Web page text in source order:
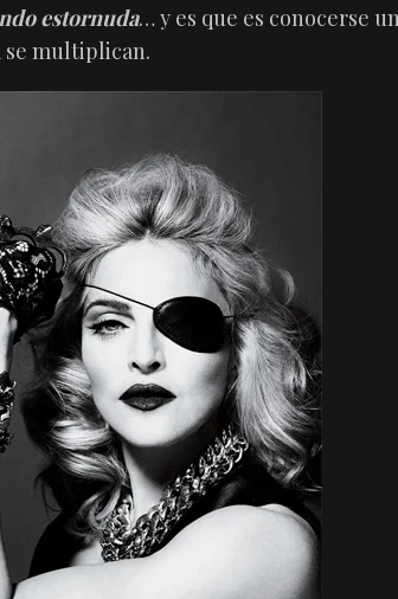
estornuda… y es que es conocerse
se multiplican.